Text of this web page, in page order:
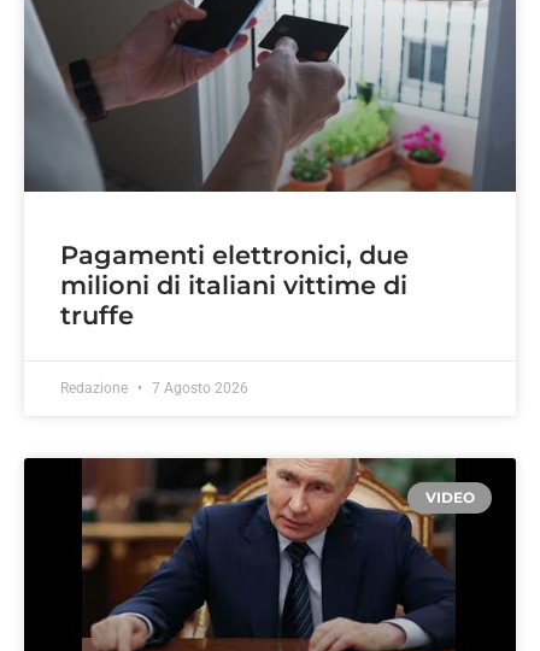
Pagamenti elettronici, due
milioni di italiani vittime di
truffe
Redazione 7 Agosto 2026
VIDEO